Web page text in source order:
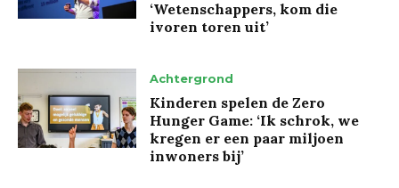
‘Wetenschappers, kom die
ivoren toren uit’
Achtergrond
Kinderen spelen de Zero
Hunger Game: ‘Ik schrok, we
kregen er een paar miljoen
inwoners bij’